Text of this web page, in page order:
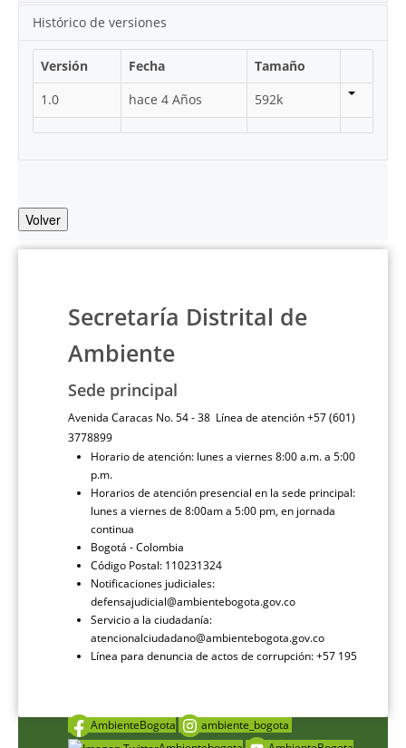
Histórico de versiones
Versión Fecha
Tamaño
1.0
hace 4 Años 592k
Volver
Secretaría Distrital de
Ambiente
Sede principal
Avenida Caracas No. 54 - 38 Línea de atención +57 (601)
3778899
Horario de atención: lunes a viernes 8:00 a.m. a 5:00
p.m.
Horarios de atención presencial en la sede principal:
lunes a viernes de 8:00am a 5:00 pm, en jornada
continua
Bogotá - Colombia
Código Postal: 110231324
Notificaciones judiciales:
defensajudicial@ambientebogota.gov.co
Servicio a la ciudadanía:
atencionalciudadano@ambientebogota.gov.co
Línea para denuncia de actos de corrupción: +57 195
AmbienteBogota
ambiente_bogota